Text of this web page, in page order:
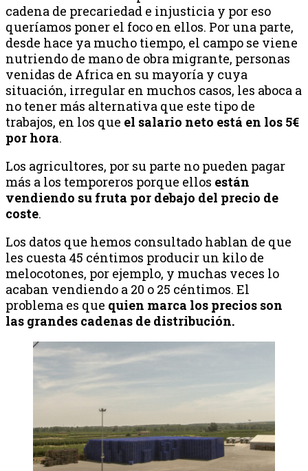
cadena de precariedad e injusticia y por eso
queríamos poner el foco en ellos. Por una parte,
desde hace ya mucho tiempo, el campo se viene
nutriendo de mano de obra migrante, personas
venidas de Africa en su mayoría y cuya
situación, irregular en muchos casos, les aboca a
no tener más alternativa que este tipo de
trabajos, en los que el salario neto está en los 5€
por hora.
Los agricultores, por su parte no pueden pagar
más a los temporeros porque ellos están
vendiendo su fruta por debajo del precio de
coste.
Los datos que hemos consultado hablan de que
les cuesta 45 céntimos producir un kilo de
melocotones, por ejemplo, y muchas veces lo
acaban vendiendo a 20 o 25 céntimos. El
problema es que quien marca los precios son
las grandes cadenas de distribución.